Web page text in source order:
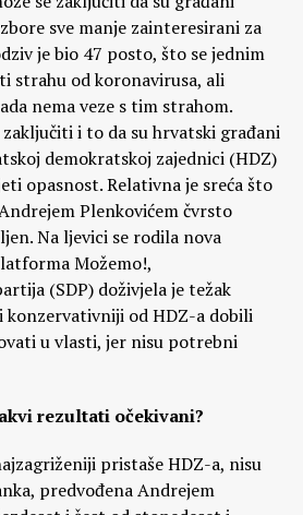
sve manje zainteresirani za
je bio 47 posto, što se jednim
strahu od koronavirusa, ali
nema veze s tim strahom.
i to da su hrvatski građani
demokratskoj zajednici (HDZ)
opasnost. Relativna je sreća što
Plenkovićem čvrsto
Na ljevici se rodila nova
Možemo!,
(SDP) doživjela je težak
konzervativniji od HDZ-a dobili
u vlasti, jer nisu potrebni
rezultati očekivani?
pristaše HDZ-a, nisu
predvođena Andrejem